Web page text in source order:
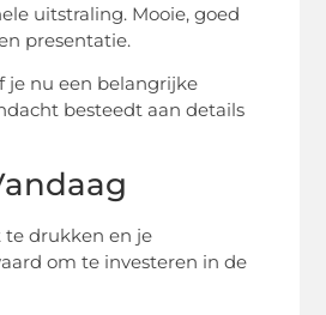
uitstraling. Mooie, goed
presentatie.
je nu een belangrijke
besteedt aan details
te drukken en je
om te investeren in de